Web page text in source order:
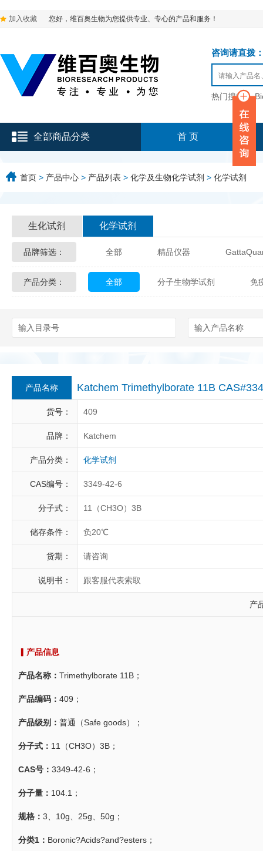
加入收藏 您好，维百奥生物为您提供专业、专心的产品和服务！
咨询请直拨
热门搜索：
全部商品分类 首 页
首页 > 产品中心 > 产品列表 > 化学及生物化学试剂 > 化学试剂
生化试剂 化学试剂
品牌筛选： 全部 精品仪器
Glycon Biochem Sterlitech
Berry & Associates
LGC Maine Standards
Abbexa AbD Serotec
产品分类： 全部 分子生物学试剂 免
产品名称 Katchem Trimethylborate 11B
货号： 409
品牌： Katchem
产品分类： 化学试剂
CAS编号： 3349-42-6
分子式： 11（CH3O）3B
储存条件： 负20℃
货期： 请咨询
说明书： 跟客服代表索取
产
▎产品信息
产品名称： Trimethylborate 11B；
产品编码： 409；
产品级别： 普通（Safe goods）；
分子式： 11（CH3O）3B；
CAS号： 3349-42-6；
分子量： 104.1；
规格： 3、10g、25g、50g；
分类1： Boronic?Acids?and?esters；